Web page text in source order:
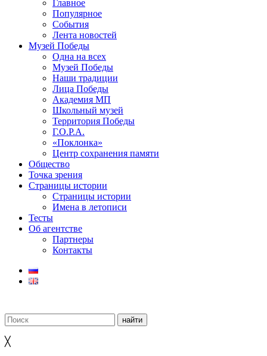
Главное
Популярное
События
Лента новостей
Музей Победы
Одна на всех
Музей Победы
Наши традиции
Лица Победы
Академия МП
Школьный музей
Территория Победы
Г.О.Р.А.
«Поклонка»
Центр сохранения памяти
Общество
Точка зрения
Страницы истории
Страницы истории
Имена в летописи
Тесты
Об агентстве
Партнеры
Контакты
╳